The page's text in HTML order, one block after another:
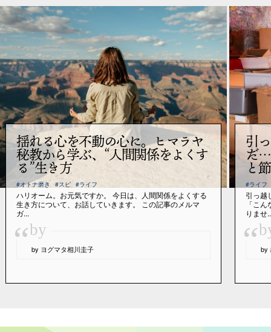
揺れる心を不動の心に。ヒマラヤ
秘教から学ぶ、“人間関係をよくす
る”生き方
#オトナ磨き #スピ #ライフ
ハリオーム。お元気ですか。 今日は、人間関係をよくする
生き方について、お話していきます。 この記事のメルマ
ガ...
“by
by ヨグマタ相川圭子
引
だ…
と
#ライフ
引っ越
「こ
りませ
“ by